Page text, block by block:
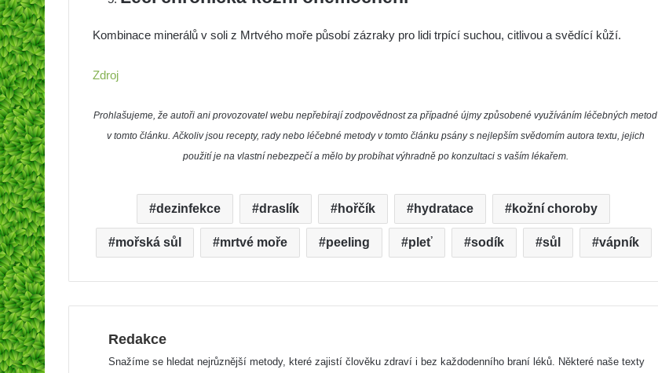
Kombinace minerálů v soli z Mrtvého moře působí zázraky pro lidi trpící suchou, citlivou a svědící kůží.
Zdroj
Prohlašujeme, že autoři ani provozovatel webu nepřebírají zodpovědnost za případné újmy způsobené využíváním léčebných metod
v tomto článku. Ačkoliv jsou recepty, rady nebo léčebné metody v tomto článku psány s nejlepším svědomím autora textu, jejich
použití je na vlastní nebezpečí a mělo by probíhat výhradně po konzultaci s vaším lékařem.
dezinfekce draslík hořčík hydratace kožní choroby
mořská sůl mrtvé moře peeling pleť sodík sůl vápník
Redakce
Snažíme se hledat nejrůznější metody, které zajistí člověku zdraví i bez každodenního braní léků. Některé naše texty